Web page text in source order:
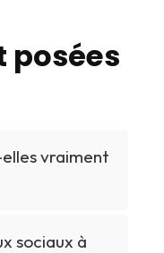
vraiment
sociaux à